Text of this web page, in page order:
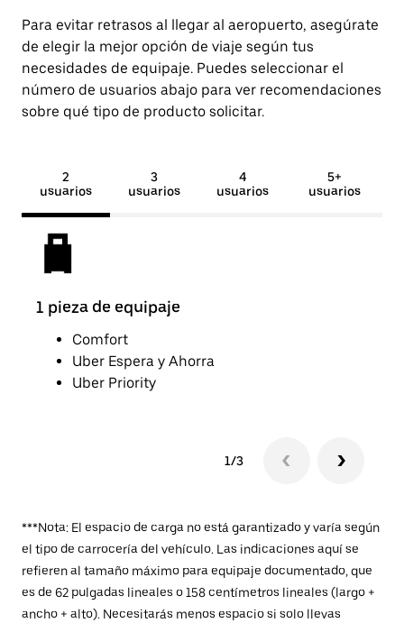
Para evitar retrasos al llegar al aeropuerto, asegúrate
de elegir la mejor opción de viaje según tus
necesidades de equipaje. Puedes seleccionar el
número de usuarios abajo para ver recomendaciones
sobre qué tipo de producto solicitar.
2
usuarios
3
usuarios
4
usuarios
5+
usuarios
1 pieza de equipaje
Comfort
Uber Espera y Ahorra
Uber Priority
1/3
***Nota: El espacio de carga no está garantizado y varía según
el tipo de carrocería del vehículo. Las indicaciones aquí se
refieren al tamaño máximo para equipaje documentado, que
es de 62 pulgadas lineales o 158 centímetros lineales (largo +
ancho + alto). Necesitarás menos espacio si solo llevas